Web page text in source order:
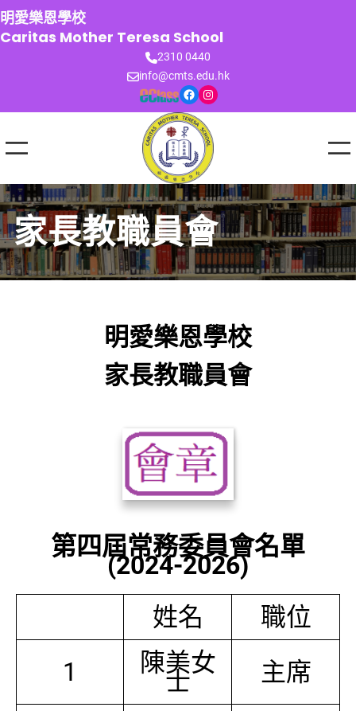
跳
至
主
明愛樂恩學校
Caritas Mother Teresa School
2310 0440
info@cmts.edu.hk
Facebook Instagram
家長教職員會
明愛樂恩學校
家長教職員會
第四屆常務委員會名單
(2024-2026)
姓名
職位
1
陳美女
士 主席